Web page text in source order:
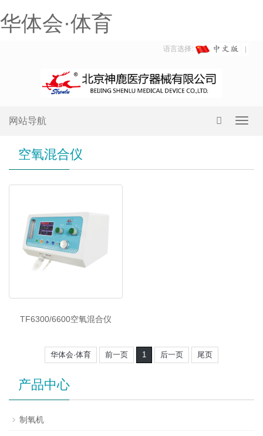
华体会·体育
语言选择:
网站导航
空氧混合仪
TF6300/6600空氧混合仪
华体会·体育 前一页 1 后一页 尾页
产品中心
制氧机